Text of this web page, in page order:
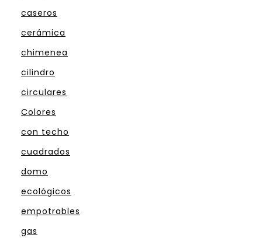
caseros
cerámica
chimenea
cilindro
circulares
Colores
con techo
cuadrados
domo
ecológicos
empotrables
gas